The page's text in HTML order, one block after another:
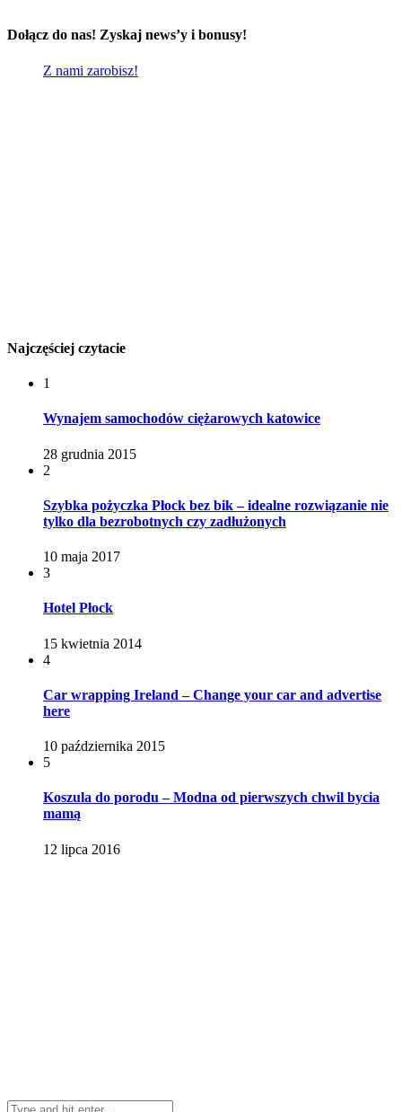
Dołącz do nas! Zyskaj news’y i bonusy!
Z nami zarobisz!
Najczęściej czytacie
1
Wynajem samochodów ciężarowych katowice
28 grudnia 2015
2
Szybka pożyczka Płock bez bik – idealne rozwiązanie nie
tylko dla bezrobotnych czy zadłużonych
10 maja 2017
3
Hotel Płock
15 kwietnia 2014
4
Car wrapping Ireland – Change your car and advertise
here
10 października 2015
5
Koszula do porodu – Modna od pierwszych chwil bycia
mamą
12 lipca 2016